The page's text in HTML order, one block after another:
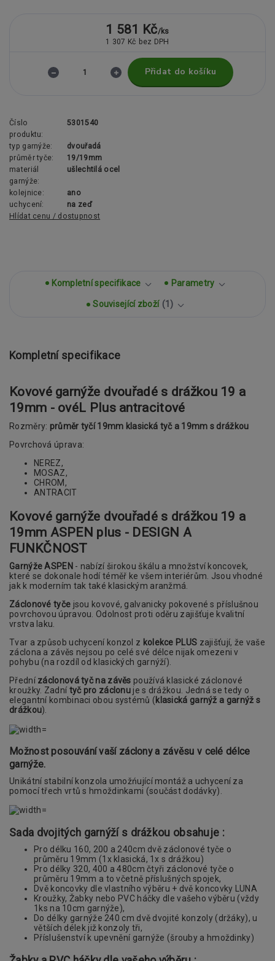
1 581 Kč/ks
1 307 Kč bez DPH
Přidat do košíku
Číslo
produktu:
5301540
typ garnýže:
dvouřadá
průměr tyče:
19/19mm
materiál
garnýže:
ušlechtilá ocel
kolejnice:
ano
uchycení:
na zeď
Hlídat cenu / dostupnost
Kompletní specifikace Parametry
Související zboží 1
Kompletní specifikace
Kovové garnýže dvouřadé s drážkou 19 a
19mm - ovéL Plus antracitové
Rozměry: průměr tyčí 19mm klasická tyč a 19mm s drážkou
Povrchová úprava:
NEREZ,
MOSAZ,
CHROM,
ANTRACIT
Kovové garnýže dvouřadé s drážkou 19 a
19mm ASPEN plus - DESIGN A
FUNKČNOST
Garnýže ASPEN - nabízí širokou škálu a množství koncovek,
které se dokonale hodí téměř ke všem interiérům. Jsou vhodné
jak k moderním tak také klasickým aranžmá.
Záclonové tyče jsou kovové, galvanicky pokovené s příslušnou
povrchovou úpravou. Odolnost proti oděru zajišťuje kvalitní
vrstva laku.
Tvar a způsob uchycení konzol z kolekce PLUS zajišťují, že vaše
záclona a závěs nejsou po celé své délce nijak omezeni v
pohybu (na rozdíl od klasických garnýží).
Přední záclonová tyč na závěs používá klasické záclonové
kroužky. Zadní tyč pro záclonu je s drážkou. Jedná se tedy o
elegantní kombinaci obou systémů (klasická garnýž a garnýž s
drážkou).
Možnost posouvání vaší záclony a závěsu v celé délce
garnýže.
Unikátní stabilní konzola umožńující montáž a uchycení za
pomocí třech vrtů s hmoždinkami (součást dodávky).
Sada dvojitých garnýží s drážkou obsahuje :
Pro délku 160, 200 a 240cm dvě záclonové tyče o
průměru 19mm (1x klasická, 1x s drážkou)
Pro délky 320, 400 a 480cm čtyři záclonové tyče o
průměru 19mm a to včetně příslušných spojek,
Dvě koncovky dle vlastního výběru + dvě koncovky LUNA
Kroužky, Žabky nebo PVC háčky dle vašeho výběru (vždy
1ks na 10cm garnýže),
Do délky garnýže 240 cm dvě dvojité konzoly (držáky), u
větších délek již konzoly tři,
Příslušenství k upevnění garnýže (šrouby a hmoždinky)